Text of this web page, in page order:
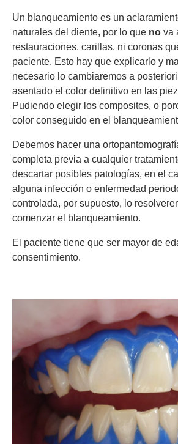
Un blanqueamiento es un
naturales del diente, por lo que no va
restauraciones, carillas, ni coronas
paciente. Esto hay que explicarlo y
necesario lo cambiaremos a
asentado el color definitivo en las
Pudiendo elegir los composites, o
color conseguido en el
Debemos hacer una
completa previa a cualquier
descartar posibles patologías, en el
alguna infección o enfermedad
controlada, por supuesto, lo
comenzar el blanqueamiento.
El paciente tiene que ser mayor de
consentimiento.